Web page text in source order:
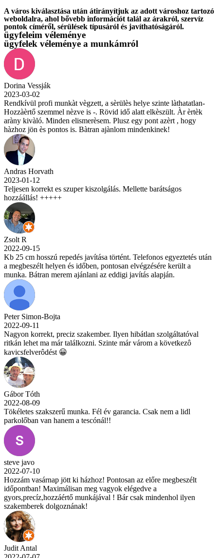
A város kiválasztása után átirányítjuk az adott városhoz tartozó
weboldalra, ahol bővebb információt talál az árakról, szervíz
pontok címéről, sérülések típusáról és javíthatóságáról.
ügyfeleim véleménye
ügyfelek véleménye a munkámról
Dorina Vessják
2023-03-02
Rendkívül profi munkàt vègzett, a sèrülès helye szinte làthatatlan-
Hozzàèrtő szemmel nèzve is -. Rövid idő alatt elkèszült. Àr èrtèk
aràny kivàló. Minden elismerèsem. Plusz egy pont azèrt , hogy
hàzhoz jön ès pontos is. Bàtran ajànlom mindenkinek!
Andras Horvath
2023-01-12
Teljesen korrekt es szuper kiszolgálás. Mellette barátságos
hozzáállás! +++++
Zsolt R
2022-09-15
Kb 25 cm hosszú repedés javítása történt. Telefonos egyeztetés után
a megbeszélt helyen és időben, pontosan elvégzésére került a
munka. Bátran merem ajánlani az eddigi javítás alapján.
Peter Simon-Bojta
2022-09-11
Nagyon korrekt, preciz szakember. Ilyen hibátlan szolgáltatóval
ritkán lehet ma már találkozni. Szinte már várom a következô
kavicsfelverôdést 😀
Gábor Tóth
2022-08-09
Tökéletes szakszerű munka. Fél év garancia. Csak nem a lidl
parkolőban van hanem a tescónál!!
steve javo
2022-07-10
Hozzám vasárnap jött ki házhoz! Pontosan az előre megbeszélt
időpontban! Maximálisan meg vagyok elégedve a
gyors,precíz,hozzáértő munkájával ! Bár csak mindenhol ilyen
szakemberek dolgoznának!
Judit Antal